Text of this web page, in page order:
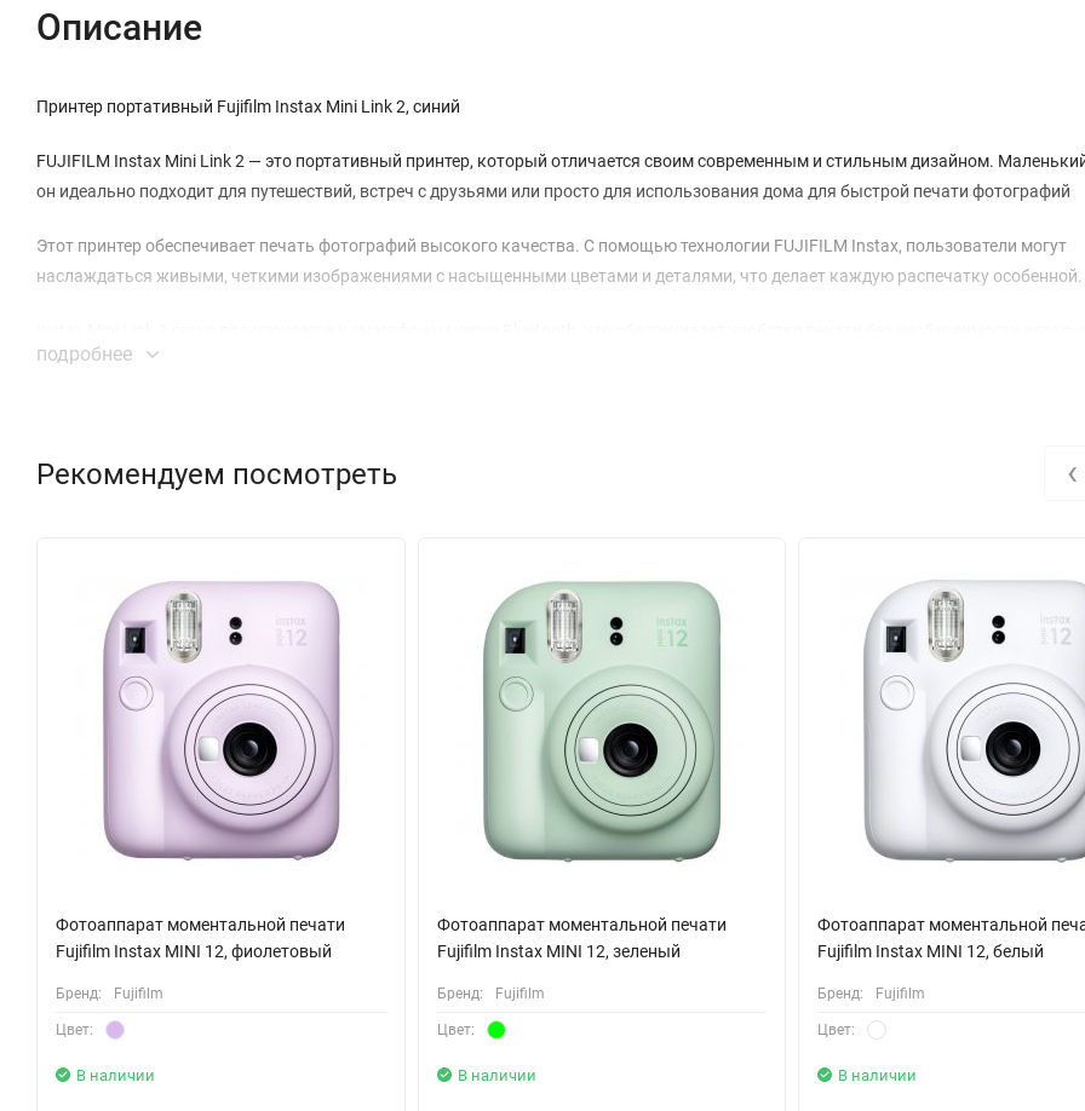
Описание
Принтер портативный Fujifilm Instax Mini Link 2, синий
FUJIFILM Instax Mini Link 2 — это портативный принтер, который отличается своим современным и стильным дизайном.
он идеально подходит для путешествий, встреч с друзьями или просто для использования дома для быстрой печати фотографий
Этот принтер обеспечивает печать фотографий высокого качества. С помощью технологии FUJIFILM Instax, пользователи могут
наслаждаться живыми, четкими изображениями с насыщенными цветами и деталями, что делает каждую распечатку особенной.
кабелей. Это делает процесс печати более гибким и доступным в любом месте.
фотографии.
Этот принтер использует экологически чистые расходные материалы, что делает его выбором, бережным к окружающей среде.
экономичность использования расходных материалов делает его доступным для широкого круга пользователей.
FUJIFILM Instax Mini Link 2 идеален для создания мгновенных воспоминаний на вечеринках, семейных мероприятиях, в
просто как способ сохранить особые моменты жизни. Он также может быть отличным инструментом для творческих проектов
для бизнеса, где требуется быстрая печать фотографий.
подробнее
Рекомендуем посмотреть
Фотоаппарат моментальной печати
Fujifilm Instax MINI 12, фиолетовый
Бренд: Fujifilm
Цвет:
В наличии
Фотоаппарат моментальной печати
Fujifilm Instax MINI 12, зеленый
Бренд: Fujifilm
Цвет:
В наличии
Фотоаппарат моментальной
Fujifilm Instax MINI 12, белый
Бренд: Fujifilm
Цвет:
В наличии
‹